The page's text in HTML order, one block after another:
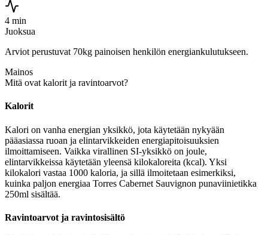
4 min
Juoksua
Arviot perustuvat 70kg painoisen henkilön energiankulutukseen.
Mainos
Mitä ovat kalorit ja ravintoarvot?
Kalorit
Kalori on vanha energian yksikkö, jota käytetään nykyään
pääasiassa ruoan ja elintarvikkeiden energiapitoisuuksien
ilmoittamiseen. Vaikka virallinen SI-yksikkö on joule,
elintarvikkeissa käytetään yleensä kilokaloreita (kcal). Yksi
kilokalori vastaa 1000 kaloria, ja sillä ilmoitetaan esimerkiksi,
kuinka paljon energiaa Torres Cabernet Sauvignon punaviinietikka
250ml sisältää.
Ravintoarvot ja ravintosisältö